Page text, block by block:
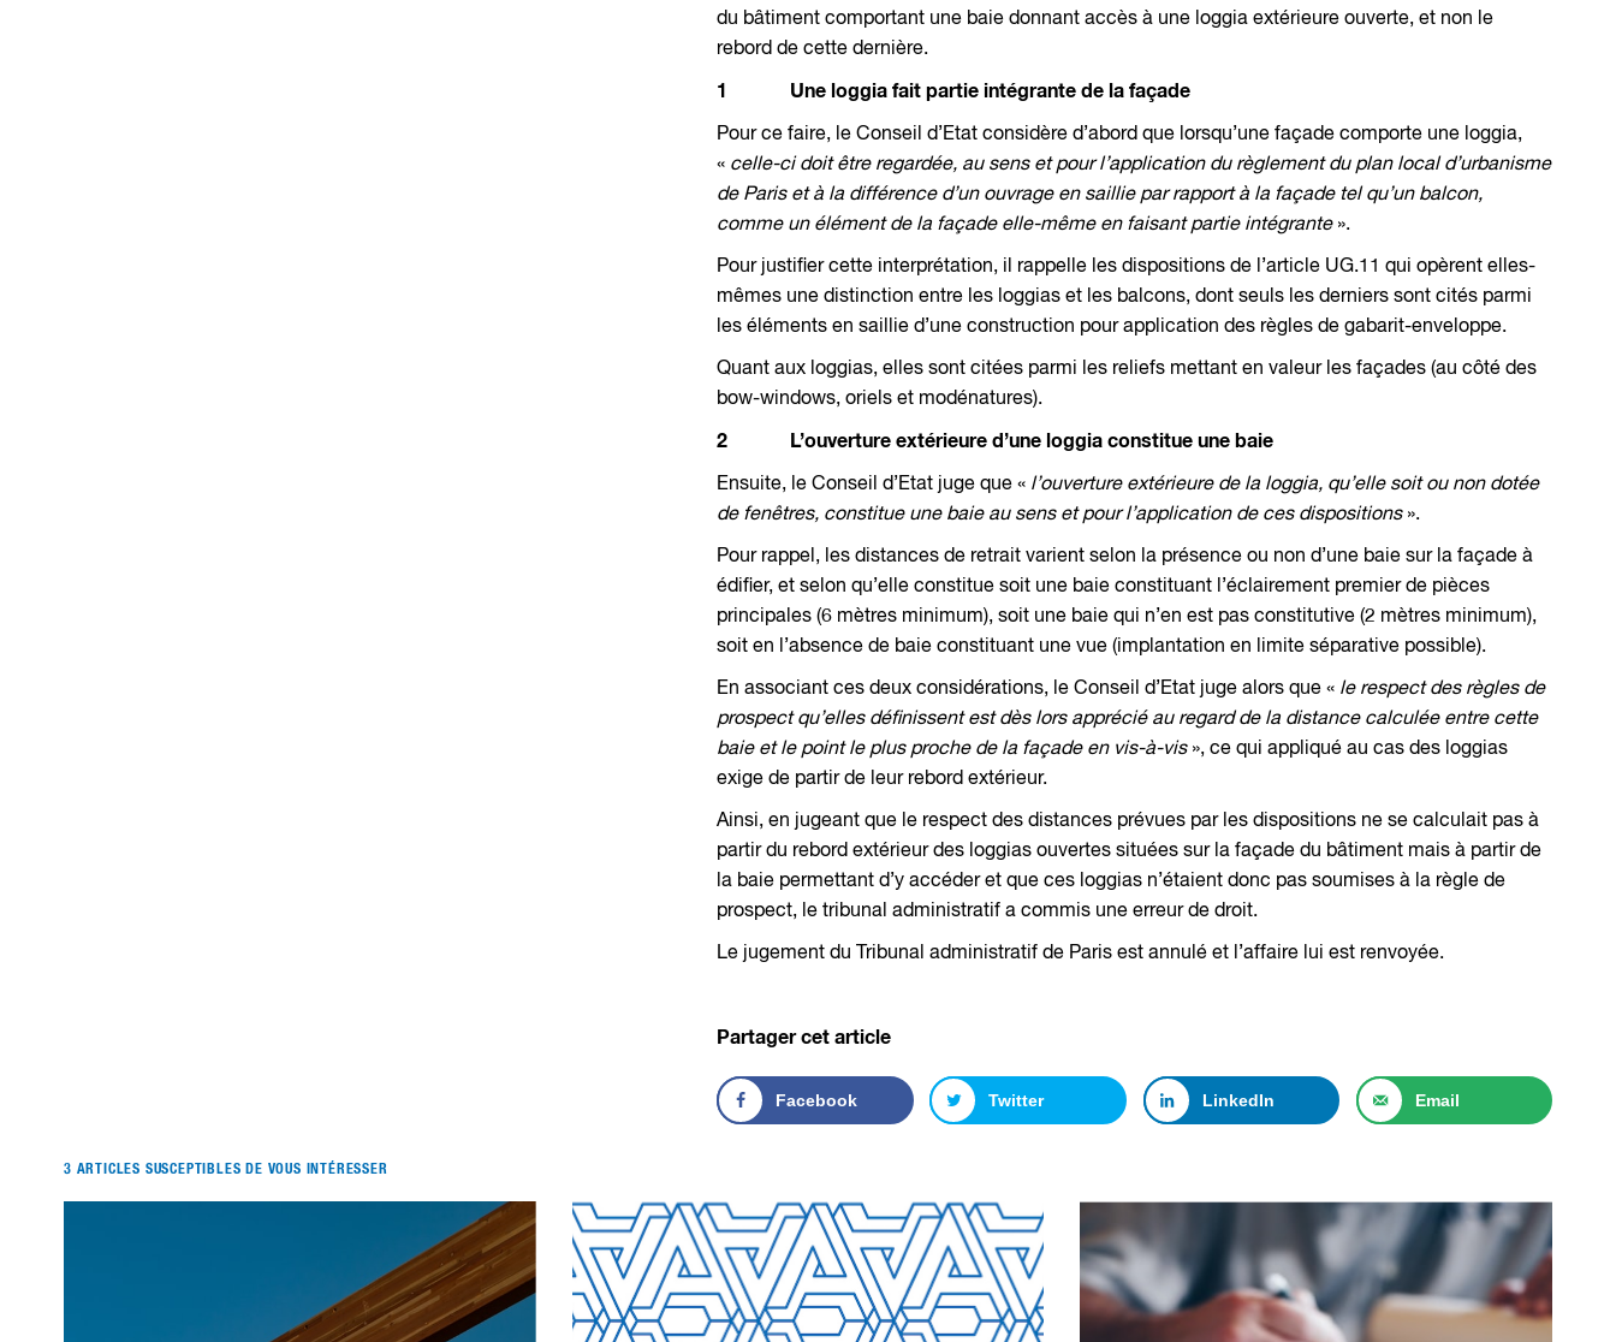
du bâtiment comportant une baie donnant accès à une loggia extérieure ouverte, et non le
rebord de cette dernière.
1 Une loggia fait partie intégrante de la façade
Pour ce faire, le Conseil d’Etat considère d’abord que lorsqu’une façade comporte une loggia,
« celle-ci doit être regardée, au sens et pour l’application du règlement du plan local d’urbanisme
de Paris et à la différence d’un ouvrage en saillie par rapport à la façade tel qu’un balcon,
comme un élément de la façade elle-même en faisant partie intégrante».
Pour justifier cette interprétation, il rappelle les dispositions de l’article UG.11 qui opèrent elles-
mêmes une distinction entre les loggias et les balcons, dont seuls les derniers sont cités parmi
les éléments en saillie d’une construction pour application des règles de gabarit-enveloppe.
Quant aux loggias, elles sont citées parmi les reliefs mettant en valeur les façades (au côté des
bow-windows, oriels et modénatures).
2 L’ouverture extérieure d’une loggia constitue une baie
Ensuite, le Conseil d’Etat juge que « l’ouverture extérieure de la loggia, qu’elle soit ou non dotée
de fenêtres, constitue une baie au sens et pour l’application de ces dispositions».
Pour rappel, les distances de retrait varient selon la présence ou non d’une baie sur la façade à
édifier, et selon qu’elle constitue soit une baie constituant l’éclairement premier de pièces
principales (6 mètres minimum), soit une baie qui n’en est pas constitutive (2 mètres minimum),
soit en l’absence de baie constituant une vue (implantation en limite séparative possible).
En associant ces deux considérations, le Conseil d’Etat juge alors que « le respect des règles de
prospect qu’elles définissent est dès lors apprécié au regard de la distance calculée entre cette
baie et le point le plus proche de la façade en vis-à-vis», ce qui appliqué au cas des loggias
exige de partir de leur rebord extérieur.
Ainsi, en jugeant que le respect des distances prévues par les dispositions ne se calculait pas à
partir du rebord extérieur des loggias ouvertes situées sur la façade du bâtiment mais à partir de
la baie permettant d’y accéder et que ces loggias n’étaient donc pas soumises à la règle de
prospect, le tribunal administratif a commis une erreur de droit.
Le jugement du Tribunal administratif de Paris est annulé et l’affaire lui est renvoyée.
Partager cet article
Facebook Twitter LinkedIn Email
3 ARTICLES SUSCEPTIBLES DE VOUS INTÉRESSER